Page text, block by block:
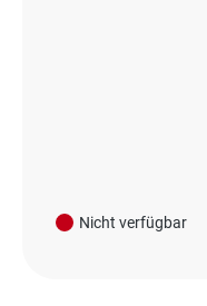
Nicht verfügbar